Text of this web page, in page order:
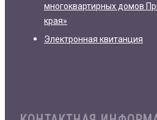
многоквартирных домов
края»
Электронная квитанция